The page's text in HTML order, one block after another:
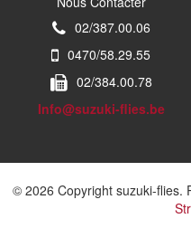
02/387.00.06
0470/58.29.55
02/384.00.78
Info@suzuki-flies.be
© 2026 Copyright suzuki-flies.